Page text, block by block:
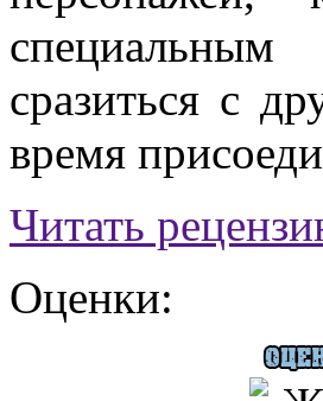
сразиться с
время
Читать
Оценки: